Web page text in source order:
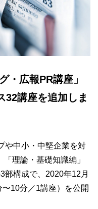
・広報PR講座」
32講座を追加しま
や中小・中堅企業を対
理論・基礎知識編」
部構成で、2020年12月
10分／1講座）を公開